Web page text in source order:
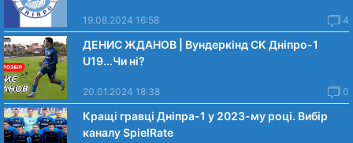
19.08.2024 16:58 4
ДЕНИС ЖДАНОВ | Вундеркінд СК Дніпро-1
U19...Чи нi?
20.01.2024 18:38 0
Кращі гравці Дніпра-1 у 2023-му році. Вибiр
каналу SpielRate